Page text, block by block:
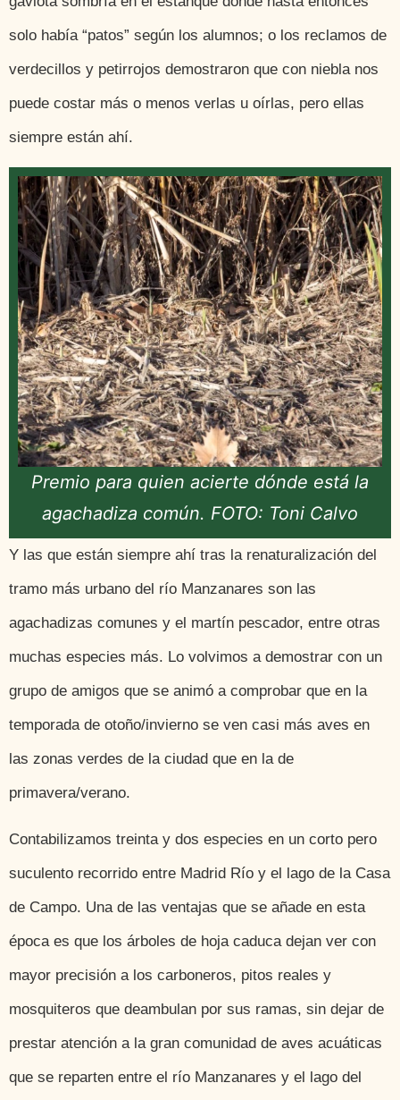
solo había “patos” según los alumnos; o los reclamos de
verdecillos y petirrojos demostraron que con niebla nos
puede costar más o menos verlas u oírlas, pero ellas
siempre están ahí.
Premio para quien acierte dónde está la
agachadiza común. FOTO: Toni Calvo
Y las que están siempre ahí tras la renaturalización del
tramo más urbano del río Manzanares son las
agachadizas comunes y el martín pescador, entre otras
muchas especies más. Lo volvimos a demostrar con un
grupo de amigos que se animó a comprobar que en la
temporada de otoño/invierno se ven casi más aves en
las zonas verdes de la ciudad que en la de
primavera/verano.
Contabilizamos treinta y dos especies en un corto pero
suculento recorrido entre Madrid Río y el lago de la Casa
de Campo. Una de las ventajas que se añade en esta
época es que los árboles de hoja caduca dejan ver con
mayor precisión a los carboneros, pitos reales y
mosquiteros que deambulan por sus ramas, sin dejar de
prestar atención a la gran comunidad de aves acuáticas
que se reparten entre el río Manzanares y el lago del